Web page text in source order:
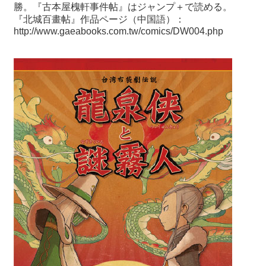
勝。『古本屋槐軒事件帖』はジャンプ＋で読める。
『北城百畫帖』作品ページ（中国語）：
http://www.gaeabooks.com.tw/comics/DW004.php